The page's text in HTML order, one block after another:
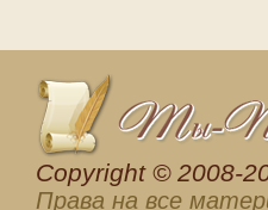
Сopyright © 2008-
Права на все